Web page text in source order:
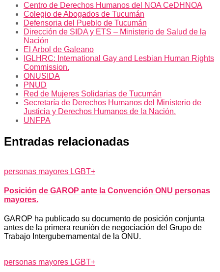
Centro de Derechos Humanos del NOA CeDHNOA
Colegio de Abogados de Tucumán
Defensoria del Pueblo de Tucumán
Dirección de SIDA y ETS – Ministerio de Salud de la
Nación
El Arbol de Galeano
IGLHRC: International Gay and Lesbian Human Rights
Commission.
ONUSIDA
PNUD
Red de Mujeres Solidarias de Tucumán
Secretaría de Derechos Humanos del Ministerio de
Justicia y Derechos Humanos de la Nación.
UNFPA
Entradas relacionadas
personas mayores LGBT+
Posición de GAROP ante la Convención ONU personas
mayores.
GAROP ha publicado su documento de posición conjunta
antes de la primera reunión de negociación del Grupo de
Trabajo Intergubernamental de la ONU.
personas mayores LGBT+